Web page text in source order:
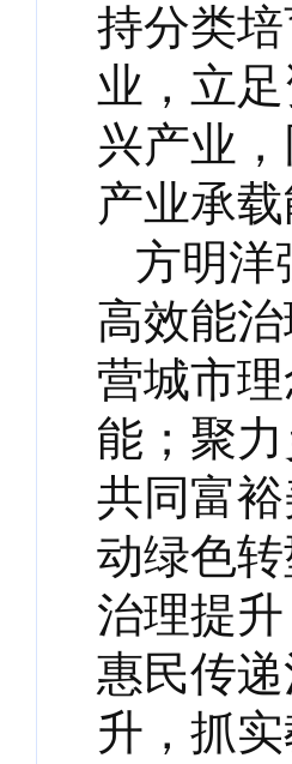
持分类
业，立
兴产业
产业承载
方明洋
高效能
营城市
能；聚
共同富
动绿色
治理提
惠民传
升，抓